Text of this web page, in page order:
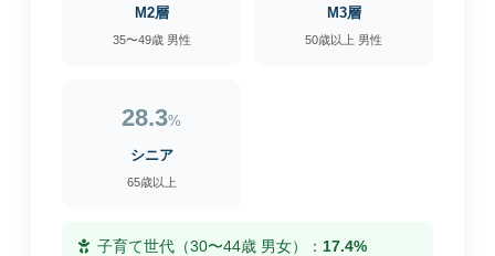
M2層
35〜49歳 男性
M3層
50歳以上 男性
28.3%
シニア
65歳以上
子育て世代（30〜44歳 男女）： 17.4%